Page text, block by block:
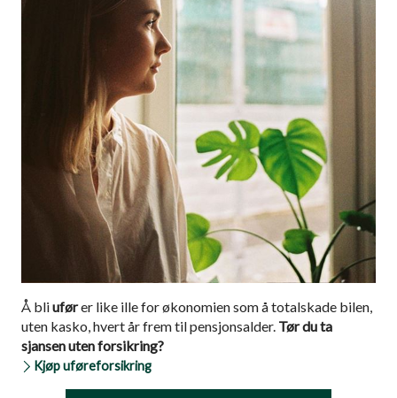
Å bliufører like ille for økonomien som å totalskade bilen,
uten kasko, hvert år frem til pensjonsalder. Tør du ta
sjansen uten forsikring?
Kjøp uføreforsikring